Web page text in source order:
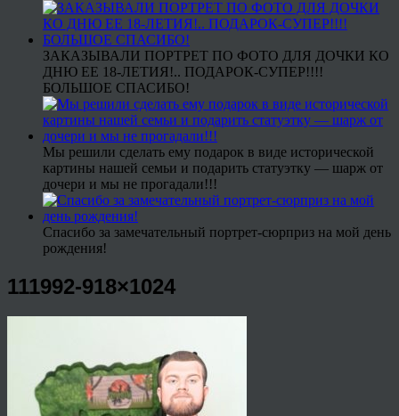
ЗАКАЗЫВАЛИ ПОРТРЕТ ПО ФОТО ДЛЯ ДОЧКИ КО
ДНЮ ЕЕ 18-ЛЕТИЯ!.. ПОДАРОК-СУПЕР!!!!
БОЛЬШОЕ СПАСИБО!
Мы решили сделать ему подарок в виде исторической
картины нашей семьи и подарить статуэтку — шарж от
дочери и мы не прогадали!!!
Спасибо за замечательный портрет-сюрприз на мой день
рождения!
111992-918×1024